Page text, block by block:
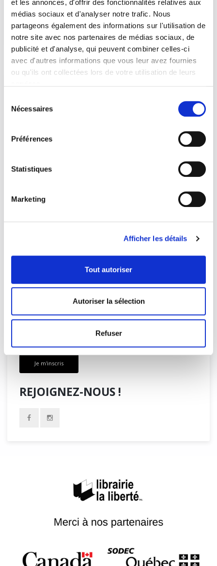
et les annonces, d'offrir des fonctionnalités relatives aux
médias sociaux et d'analyser notre trafic. Nous
partageons également des informations sur l'utilisation de
notre site avec nos partenaires de médias sociaux, de
publicité et d'analyse, qui peuvent combiner celles-ci
avec d'autres informations que vous leur avez fournies
ou qu'ils ont collectées lors de votre utilisation de leurs
Nécessaires
Préférences
Statistiques
Marketing
Afficher les détails
Tout autoriser
Autoriser la sélection
Refuser
histoire
Ouest Américain
Taï-Marc Le Thanh
vengeance
voyage
DE VOS LIBRAIRES
27 novembre 2025
RECHERCHEZ PARMI NOS NOTES
INSCRIVEZ-VOUS À
L’INFOLETTRE
Je m'inscris
REJOIGNEZ-NOUS !